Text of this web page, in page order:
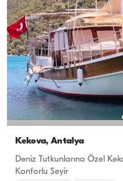
Kekova, Antalya
Deniz Tutkunlarına Özel
Konforlu Seyir